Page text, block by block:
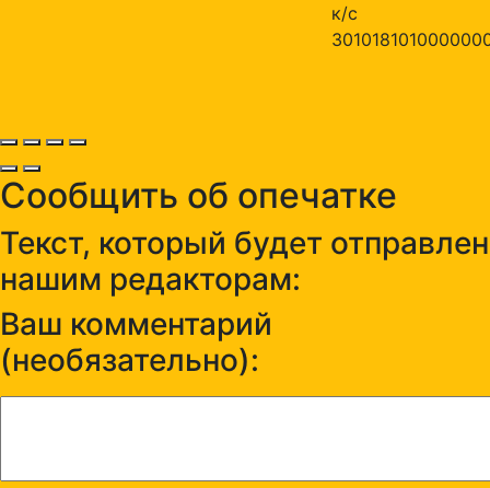
к/с
Сообщить об опечатке
Текст, который будет отправлен
нашим редакторам:
Ваш комментарий
(необязательно):